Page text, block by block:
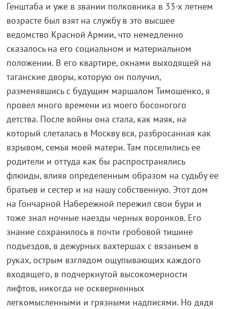
Генштаба и уже в звании полковника в 33-х летнем
возрасте был взят на службу в это высшее
ведомство Красной Армии, что немедленно
сказалось на его социальном и материальном
положении. В его квартире, окнами выходящей на
таганские дворы, которую он получил,
разменявшись с будущим маршалом Тимошенко, я
провел много времени из моего босоногого
детства. После войны она стала, как маяк, на
который слеталась в Москву вся, разбросанная как
взрывом, семья моей матери. Там поселились ее
родители и оттуда как бы распространялись
флюиды, влияя определенным образом на судьбу ее
братьев и сестер и на нашу собственную. Этот дом
на Гончарной Набережной пережил свои бури и
тоже знал ночные наезды черных воронков. Его
знание сохранилось в почти гробовой тишине
подъездов, в дежурных вахтершах с вязаньем в
руках, острым взглядом ощупывающих каждого
входящего, в подчеркнутой высокомерности
лифтов, никогда не оскверненных
легкомысленными и грязными надписями. Но дядя